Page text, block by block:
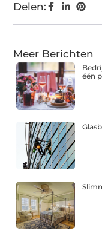
Delen:
Meer Berichten
één